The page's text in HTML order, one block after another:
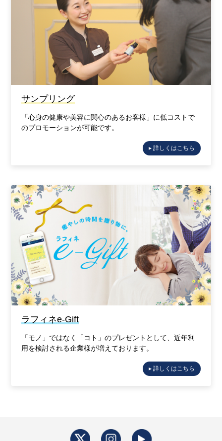
サンプリング
「心身の健康や美容に関心のあるお客様」に低コストで
のプロモーションが可能です。
▸ 詳しくはこちら
ラフィネe-Gift
「モノ」ではなく「コト」のプレゼントとして、近年利
用を検討される企業様が増えております。
▸ 詳しくはこちら